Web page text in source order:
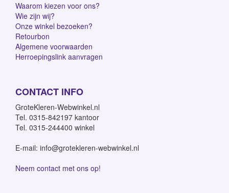
Waarom kiezen voor ons?
Wie zijn wij?
Onze winkel bezoeken?
Retourbon
Algemene voorwaarden
Herroepingslink aanvragen
CONTACT INFO
GroteKleren-Webwinkel.nl
Tel. 0315-842197 kantoor
Tel. 0315-244400 winkel
E-mail: info@grotekleren-webwinkel.nl
Neem contact met ons op!